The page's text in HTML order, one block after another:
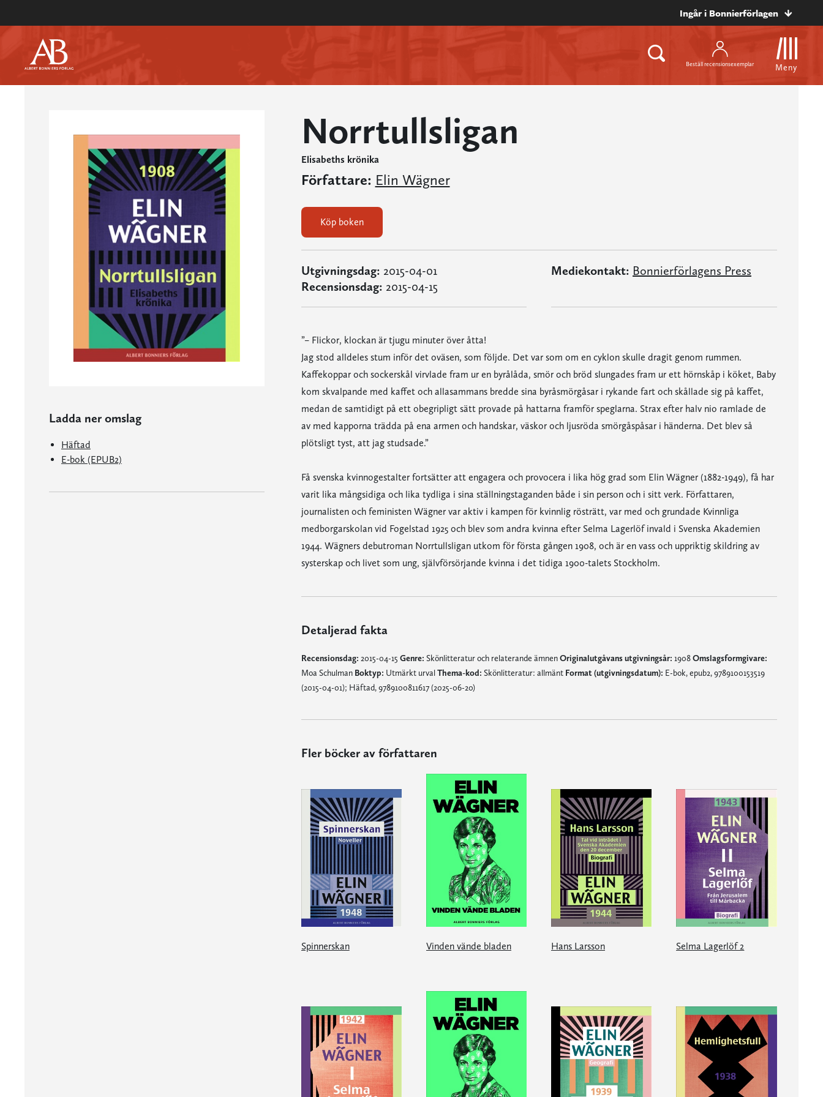
Ingår i Bonnierförlagen
Beställ recensionsexemplar Meny
Ladda ner omslag
Häftad
E-bok (EPUB2)
Norrtullsligan
Elisabeths krönika
Författare: Elin Wägner
Köp boken
Utgivningsdag: 2015-04-01
Recensionsdag: 2015-04-15
Mediekontakt: Bonnierförlagens Press
”– Flickor, klockan är tjugu minuter över åtta!
Jag stod alldeles stum inför det oväsen, som följde. Det var som om en cyklon skulle dragit genom rummen.
Kaffekoppar och sockerskål virvlade fram ur en byrålåda, smör och bröd slungades fram ur ett hörnskåp i köket, Baby
kom skvalpande med kaffet och allasammans bredde sina byråsmörgåsar i rykande fart och skållade sig på kaffet,
medan de samtidigt på ett obegripligt sätt provade på hattarna framför speglarna. Strax efter halv nio ramlade de
av med kapporna trädda på ena armen och handskar, väskor och ljusröda smörgåspåsar i händerna. Det blev så
plötsligt tyst, att jag studsade.”
Få svenska kvinnogestalter fortsätter att engagera och provocera i lika hög grad som Elin Wägner (1882-1949), få har
varit lika mångsidiga och lika tydliga i sina ställningstaganden både i sin person och i sitt verk. Författaren,
journalisten och feministen Wägner var aktiv i kampen för kvinnlig rösträtt, var med och grundade Kvinnliga
medborgarskolan vid Fogelstad 1925 och blev som andra kvinna efter Selma Lagerlöf invald i Svenska Akademien
1944. Wägners debutroman Norrtullsligan utkom för första gången 1908, och är en vass och uppriktig skildring av
systerskap och livet som ung, självförsörjande kvinna i det tidiga 1900-talets Stockholm.
Detaljerad fakta
Recensionsdag: 2015-04-15 Genre: Skönlitteratur och relaterande ämnenOriginalutgåvans utgivningsår: 1908Omslagsformgivare:
Moa Schulman Boktyp: Utmärkt urvalThema-kod: Skönlitteratur: allmänt Format (utgivningsdatum): E-bok, epub2, 9789100153519
(2015-04-01); Häftad, 9789100811617 (2025-06-20)
Fler böcker av författaren
Spinnerskan Vinden vände bladen Hans Larsson Selma Lagerlöf 2